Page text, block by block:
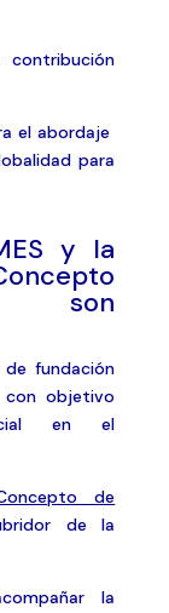
el abordaje
para
y la
son
fundación
con objetivo
en el
de
de la
la